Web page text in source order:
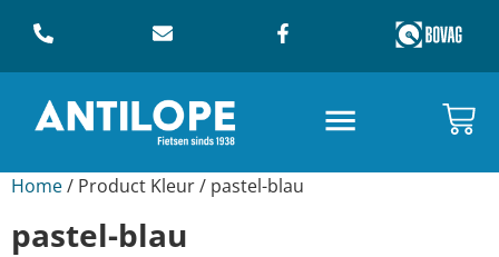
Home/ Product Kleur / pastel-blau
pastel-blau